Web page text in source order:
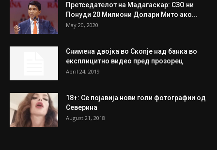
Претседателот на Мадагаскар: СЗО ни
Понуди 20 Милиони Долари Мито ако...
May 20, 2020
Снимена двојка во Скопје над банка во
експлицитно видео пред прозорец
April 24, 2019
18+: Се појавија нови голи фотографии од
Северина
August 21, 2018